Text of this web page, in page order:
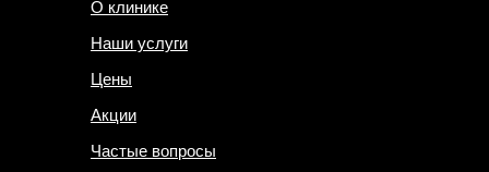
О клинике
Цены
Акции
Частые вопросы
Наши услуги